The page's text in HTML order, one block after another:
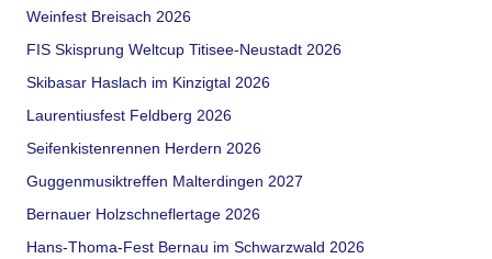
Weinfest Breisach 2026
FIS Skisprung Weltcup Titisee-Neustadt 2026
Skibasar Haslach im Kinzigtal 2026
Laurentiusfest Feldberg 2026
Seifenkistenrennen Herdern 2026
Guggenmusiktreffen Malterdingen 2027
Bernauer Holzschneflertage 2026
Hans-Thoma-Fest Bernau im Schwarzwald 2026